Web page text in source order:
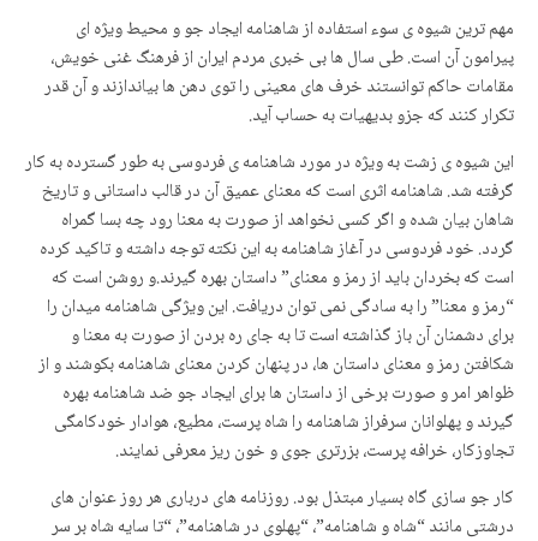
مهم ترین شیوه ی سوء استفاده از شاهنامه ایجاد جو و محیط ویژه ای
پیرامون آن است. طی سال ها بی خبری مردم ایران از فرهنگ غنی خویش،
مقامات حاکم توانستند خرف های معینی را توی دهن ها بیاندازند و آن قدر
تکرار کنند که جزو بدیهیات به حساب آید.
این شیوه ی زشت به ویژه در مورد شاهنامه ی فردوسی به طور گسترده به کار
گرفته شد. شاهنامه اثری است که معنای عمیق آن در قالب داستانی و تاریخ
شاهان بیان شده و اگر کسی نخواهد از صورت به معنا رود چه بسا گمراه
گردد. خود فردوسی در آغاز شاهنامه به این نکته توجه داشته و تاکید کرده
است که بخردان باید از رمز و معنای” داستان بهره گیرند.و روشن است که
“رمز و معنا” را به سادگی نمی توان دریافت. این ویژگی شاهنامه میدان را
برای دشمنان آن باز گذاشته است تا به جای ره بردن از صورت به معنا و
شکافتن رمز و معنای داستان ها، در پنهان کردن معنای شاهنامه بکوشند و از
ظواهر امر و صورت برخی از داستان ها برای ایجاد جو ضد شاهنامه بهره
گیرند و پهلوانان سرفراز شاهنامه را شاه پرست، مطیع، هوادار خودکامگی
تجاوزکار، خرافه پرست، بزرتری جوی و خون ریز معرفی نمایند.
کار جو سازی گاه بسیار مبتذل بود. روزنامه های درباری هر روز عنوان های
درشتی مانند “شاه و شاهنامه”، “پهلوی در شاهنامه”، “تا سایه شاه بر سر